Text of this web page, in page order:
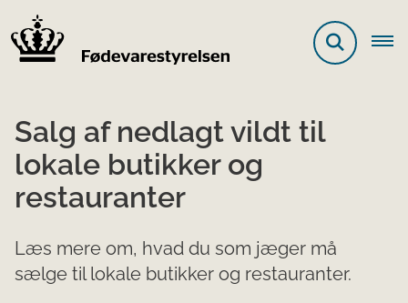
Salg af nedlagt vildt til
lokale butikker og
restauranter
Læs mere om, hvad du som jæger må
sælge til lokale butikker og restauranter.